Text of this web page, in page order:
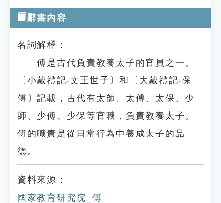
辭書內容
名詞解釋：
傅是古代負責教養太子的官員之一。
〔小戴禮記‧文王世子〕和〔大戴禮記‧保
傅〕記載，古代有太師、太傅、太保、少
師、少傅、少保等官職，負責教養太子。
傅的職責是從日常行為中養成太子的品
德。
資料來源：
國家教育研究院_傅